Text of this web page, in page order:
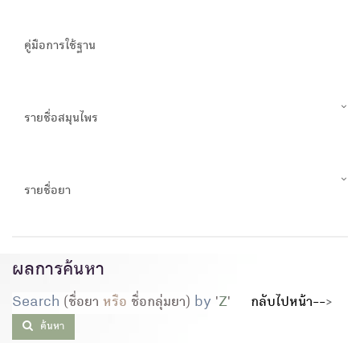
คู่มือการใช้ฐาน
รายชื่อสมุนไพร
รายชื่อยา
ผลการค้นหา
Search (ชื่อยา หรือ ชื่อกลุ่มยา) by 'Z' กลับไปหน้า-->
ค้นหา